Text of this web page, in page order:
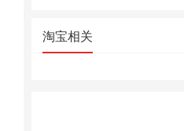
淘宝相关